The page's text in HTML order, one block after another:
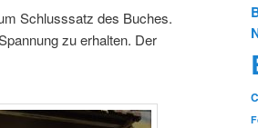
Schlusssatz des Buches.
zu erhalten. Der